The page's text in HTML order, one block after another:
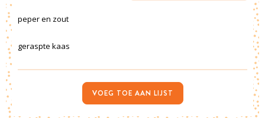
peper en zout
geraspte kaas
VOEG TOE AAN LIJST